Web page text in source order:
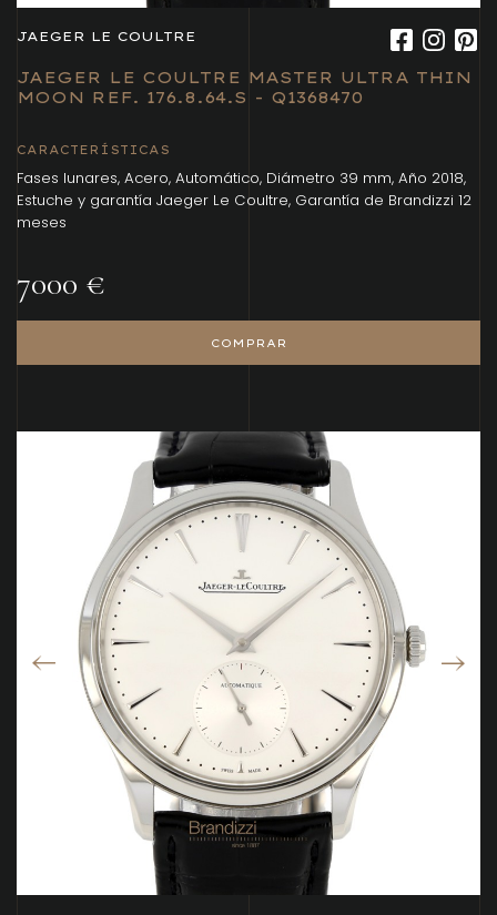
JAEGER LE COULTRE
JAEGER LE COULTRE MASTER ULTRA THIN
MOON REF. 176.8.64.S - Q1368470
CARACTERÍSTICAS
Fases lunares, Acero, Automático, Diámetro 39 mm, Año 2018,
Estuche y garantía Jaeger Le Coultre, Garantía de Brandizzi 12
meses
7000 €
COMPRAR